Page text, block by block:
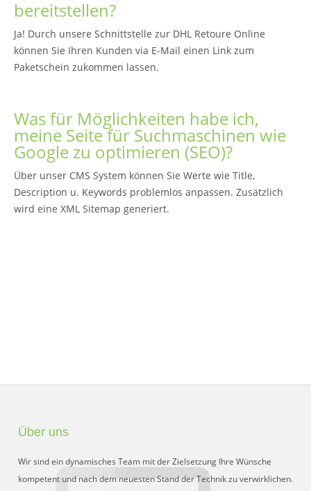
bereitstellen?
Ja! Durch unsere Schnittstelle zur DHL Retoure Online
können Sie Ihren Kunden via E-Mail einen Link zum
Paketschein zukommen lassen.
Was für Möglichkeiten habe ich,
meine Seite für Suchmaschinen wie
Google zu optimieren (SEO)?
Über unser CMS System können Sie Werte wie Title,
Description u. Keywords problemlos anpassen. Zusätzlich
wird eine XML Sitemap generiert.
Über uns
Wir sind ein dynamisches Team mit der Zielsetzung Ihre Wünsche
kompetent und nach dem neuesten Stand der Technik zu verwirklichen.